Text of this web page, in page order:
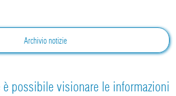
Archivio notizie
è possibile visionare le informazioni